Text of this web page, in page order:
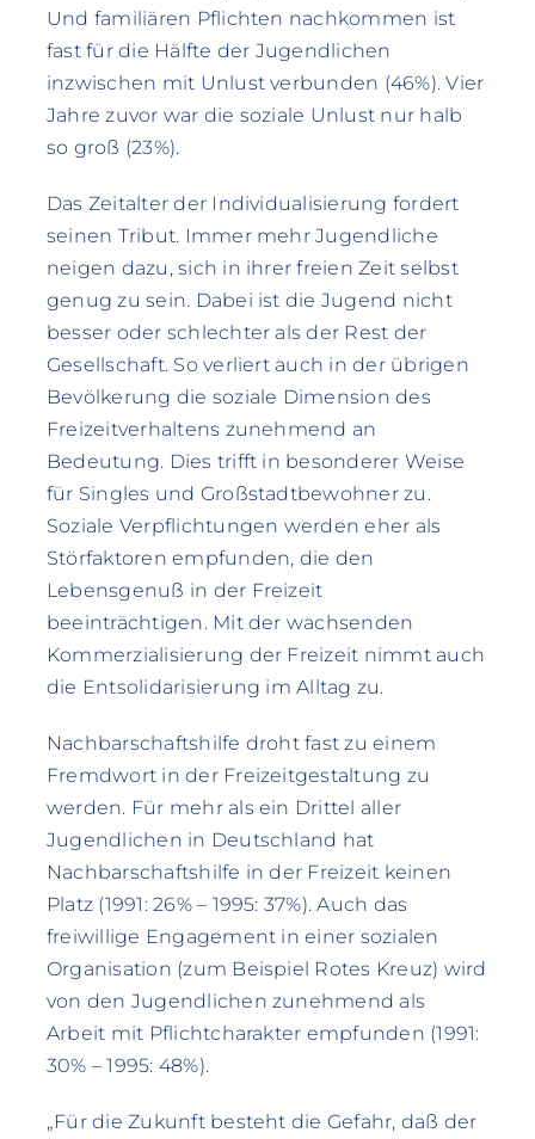
Und familiären Pflichten nachkommen ist
fast für die Hälfte der Jugendlichen
inzwischen mit Unlust verbunden (46%). Vier
Jahre zuvor war die soziale Unlust nur halb
so groß (23%).
Das Zeitalter der Individualisierung fordert
seinen Tribut. Immer mehr Jugendliche
neigen dazu, sich in ihrer freien Zeit selbst
genug zu sein. Dabei ist die Jugend nicht
besser oder schlechter als der Rest der
Gesellschaft. So verliert auch in der übrigen
Bevölkerung die soziale Dimension des
Freizeitverhaltens zunehmend an
Bedeutung. Dies trifft in besonderer Weise
für Singles und Großstadtbewohner zu.
Soziale Verpflichtungen werden eher als
Störfaktoren empfunden, die den
Lebensgenuß in der Freizeit
beeinträchtigen. Mit der wachsenden
Kommerzialisierung der Freizeit nimmt auch
die Entsolidarisierung im Alltag zu.
Nachbarschaftshilfe droht fast zu einem
Fremdwort in der Freizeitgestaltung zu
werden. Für mehr als ein Drittel aller
Jugendlichen in Deutschland hat
Nachbarschaftshilfe in der Freizeit keinen
Platz (1991: 26% – 1995: 37%). Auch das
freiwillige Engagement in einer sozialen
Organisation (zum Beispiel Rotes Kreuz) wird
von den Jugendlichen zunehmend als
Arbeit mit Pflichtcharakter empfunden (1991:
30% – 1995: 48%).
„Für die Zukunft besteht die Gefahr, daß der